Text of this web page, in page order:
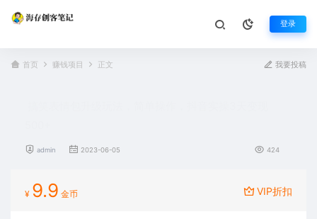
登录
首页 赚钱项目 正文 我要投稿
admin 2023-06-05 424
¥ 9.9 金币 VIP折扣